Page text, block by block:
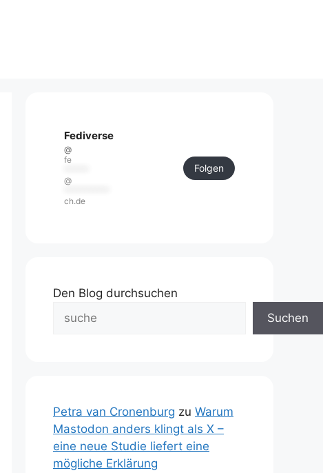
Fediverse
@
fe
@
ch.de
Folgen
Den Blog durchsuchen
Suchen
Petra van Cronenburg zu Warum
Mastodon anders klingt als X –
eine neue Studie liefert eine
mögliche Erklärung